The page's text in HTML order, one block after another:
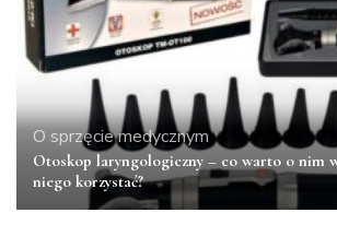
O sprzęcie medycznym
Otoskop laryngologiczny – co warto o nim
niego korzystać?